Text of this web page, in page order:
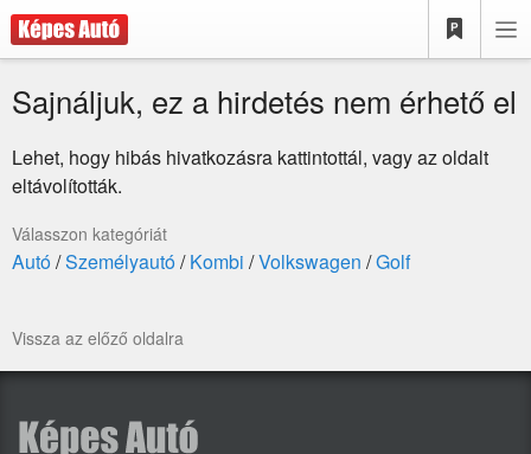
Sajnáljuk, ez a hirdetés nem érhető el
Lehet, hogy hibás hivatkozásra kattintottál, vagy az oldalt
eltávolították.
Válasszon kategóriát
Autó/Személyautó/Kombi /Volkswagen /Golf
Vissza az előző oldalra